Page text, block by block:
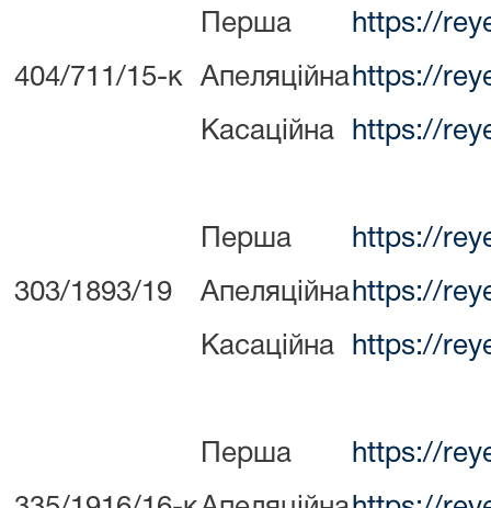
404/711/15-к
Перша https://
Апеляційна https://
Касаційна https://
303/1893/19
Перша https://
Апеляційна https://
Касаційна https://
Перша https://